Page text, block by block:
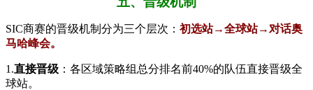
SIC商赛的晋级机制分为三个层次： 初选站→全球站→对话奥
马哈峰会。
1.​直接晋级​ ​：各区域策略组总分排名前40%的队伍直接晋级全
球站。